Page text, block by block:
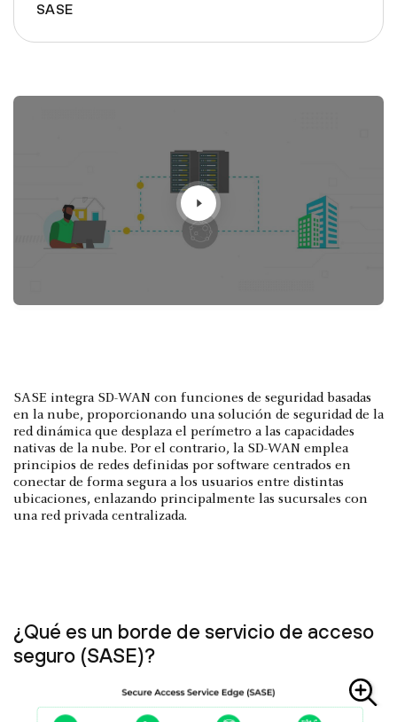
SASE
SASE integra SD-WAN con funciones de seguridad basadas
en la nube, proporcionando una solución de seguridad de la
red dinámica que desplaza el perímetro a las capacidades
nativas de la nube. Por el contrario, la SD-WAN emplea
principios de redes definidas por software centrados en
conectar de forma segura a los usuarios entre distintas
ubicaciones, enlazando principalmente las sucursales con
una red privada centralizada.
¿Qué es un borde de servicio de acceso
seguro (SASE)?